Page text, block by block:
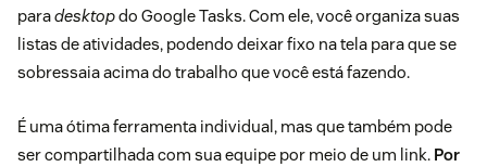
paradesktopdo Google Tasks. Com ele, você organiza suas
listas de atividades, podendo deixar fixo na tela para que se
sobressaia acima do trabalho que você está fazendo.
É uma ótima ferramenta individual, mas que também pode
ser compartilhada com sua equipe por meio de um link. Por